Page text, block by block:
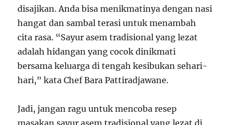
disajikan. Anda bisa menikmatinya dengan nasi
hangat dan sambal terasi untuk menambah
cita rasa. “Sayur asem tradisional yang lezat
adalah hidangan yang cocok dinikmati
bersama keluarga di tengah kesibukan sehari-
hari,” kata Chef Bara Pattiradjawane.
Jadi, jangan ragu untuk mencoba resep
masakan sayur asem tradisional yang lezat di